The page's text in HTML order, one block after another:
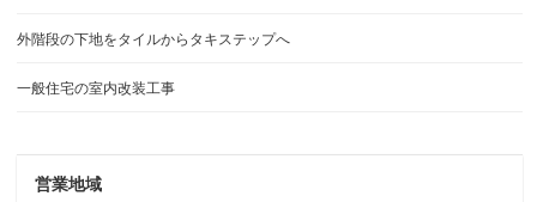
外階段の下地をタイルからタキステップへ
一般住宅の室内改装工事
営業地域